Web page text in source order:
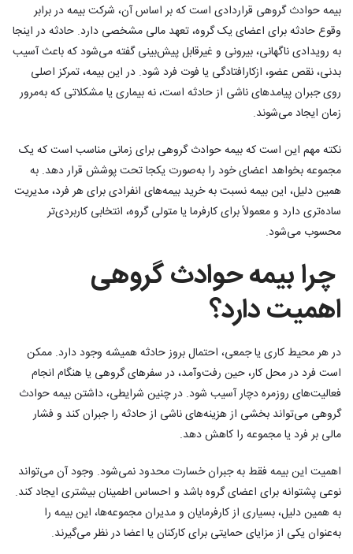
بیمه حوادث گروهی قراردادی است که بر اساس آن، شرکت بیمه در برابر
وقوع حادثه برای اعضای یک گروه، تعهد مالی مشخصی دارد. حادثه در اینجا
به رویدادی ناگهانی، بیرونی و غیرقابل پیش‌بینی گفته می‌شود که باعث آسیب
بدنی، نقص عضو، ازکارافتادگی یا فوت فرد شود. در این بیمه، تمرکز اصلی
روی جبران پیامدهای ناشی از حادثه است، نه بیماری یا مشکلاتی که به‌مرور
زمان ایجاد می‌شوند.
نکته مهم این است که بیمه حوادث گروهی برای زمانی مناسب است که یک
مجموعه بخواهد اعضای خود را به‌صورت یکجا تحت پوشش قرار دهد. به
همین دلیل، این بیمه نسبت به خرید بیمه‌های انفرادی برای هر فرد، مدیریت
ساده‌تری دارد و معمولاً برای کارفرما یا متولی گروه، انتخابی کاربردی‌تر
محسوب می‌شود.
چرا بیمه حوادث گروهی
اهمیت دارد؟
در هر محیط کاری یا جمعی، احتمال بروز حادثه همیشه وجود دارد. ممکن
است فرد در محل کار، حین رفت‌وآمد، در سفرهای گروهی یا هنگام انجام
فعالیت‌های روزمره دچار آسیب شود. در چنین شرایطی، داشتن بیمه حوادث
گروهی می‌تواند بخشی از هزینه‌های ناشی از حادثه را جبران کند و فشار
مالی بر فرد یا مجموعه را کاهش دهد.
اهمیت این بیمه فقط به جبران خسارت محدود نمی‌شود. وجود آن می‌تواند
نوعی پشتوانه برای اعضای گروه باشد و احساس اطمینان بیشتری ایجاد کند.
به همین دلیل، بسیاری از کارفرمایان و مدیران مجموعه‌ها، این بیمه را
به‌عنوان یکی از مزایای حمایتی برای کارکنان یا اعضا در نظر می‌گیرند.